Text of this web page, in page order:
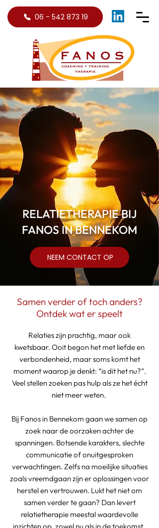
06 - 542 873 19
RELATIETHERAPIE BIJ
FANOS IN BENNEKOM
NEEM CONTACT OP
Samen verder of toch anders?
Ontdek wat er speelt
Relaties zijn prachtig, maar ook
kwetsbaar. Ooit begon het met liefde en
verbondenheid, maar soms komt het
moment waarop je denkt: “is dit het nu?”.
Veel stellen zoeken pas hulp als ze het écht
niet meer weten.
Bij Fanos in Bennekom gaan we samen op
zoek naar de oorzaken achter de
spanningen. Botsende karakters, slechte
communicatie of onuitgesproken
verwachtingen. Zelfs na moeilijke situaties
zoals vreemdgaan zijn er oplossingen voor
herstel en vertrouwen. Lukt het niet om
samen verder te gaan? Dan levert
relatietherapie meestal waardevolle